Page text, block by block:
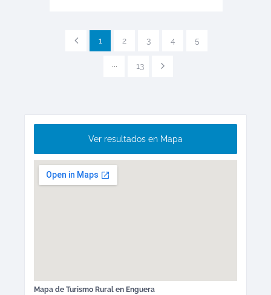
1 2 3 4 5
··· 13
Ver resultados en Mapa
Mapa de Turismo Rural en Enguera